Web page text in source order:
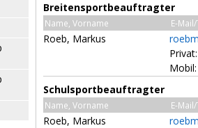
Breitensportbeauftragter
Name, Vorname E-
Roeb, Markus
Schulsportbeauftragter
Name, Vorname E-
Roeb, Markus